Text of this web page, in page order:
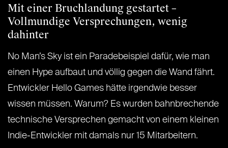
Mit einer Bruchlandung gestartet –
Vollmundige Versprechungen, wenig
dahinter
No Man’s Sky ist ein Paradebeispiel dafür, wie man
einen Hype aufbaut und völlig gegen die Wand fährt.
Entwickler Hello Games hätte irgendwie besser
wissen müssen. Warum? Es wurden bahnbrechende
technische Versprechen gemacht von einem kleinen
Indie-Entwickler mit damals nur 15 Mitarbeitern.